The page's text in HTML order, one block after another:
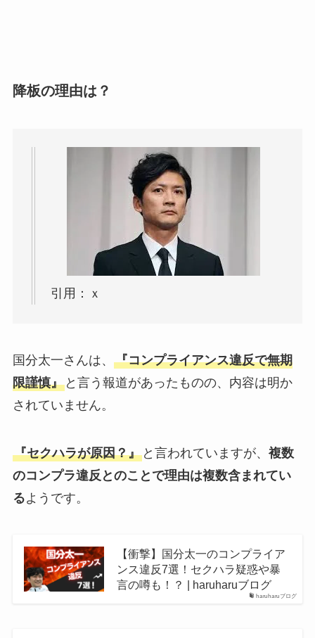
降板の理由は？
引用：ｘ
国分太一さんは、 『コンプライアンス違反で無期
限謹慎』と言う報道があったものの、内容は明か
されていません。
『セクハラが原因？』と言われていますが、 複数
のコンプラ違反とのことで理由は複数含まれてい
るようです。
haruharuブログ
【衝撃】国分太一のコンプライア
ンス違反7選！セクハラ疑惑や暴
言の噂も！？ | haruharuブログ